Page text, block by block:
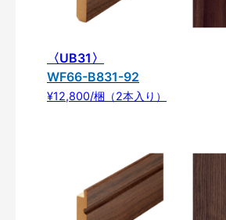
〈UB31〉
WF66-B831-92
¥12,800/梱（2本入り）